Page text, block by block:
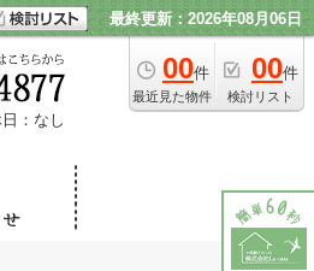
最終更新：2026年08月06日
00件
最近見た物件
00件
検討リスト
：なし